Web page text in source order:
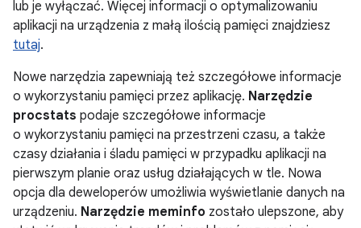
lub je wyłączać. Więcej informacji o optymalizowaniu
aplikacji na urządzenia z małą ilością pamięci znajdziesz
tutaj.
Nowe narzędzia zapewniają też szczegółowe informacje
o wykorzystaniu pamięci przez aplikację. Narzędzie
procstats podaje szczegółowe informacje
o wykorzystaniu pamięci na przestrzeni czasu, a także
czasy działania i śladu pamięci w przypadku aplikacji na
pierwszym planie oraz usług działających w tle. Nowa
opcja dla deweloperów umożliwia wyświetlanie danych na
urządzeniu. Narzędzie meminfo zostało ulepszone, aby